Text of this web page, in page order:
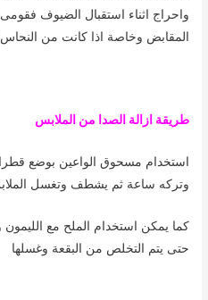
واحراج اثناء استقبال الضيوف فقومى
المقابض وخاصة اذا كانت من النحاس
طريقة ازالة الصدا من الملابس
استخدام مسحوق الواعين بوضع
وتركه ساعة ثم يشطف وتغسل
كما يمكن استخدام الملح مع الليمون
حتى يتم التخلص من البقعة وغسلها